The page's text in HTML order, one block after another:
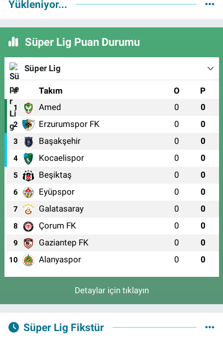
Yükleniyor...
Süper Lig Puan Durumu
Süper Lig
# Takım O P
1 Amed 0 0
2 Erzurumspor FK 0 0
3 Başakşehir 0 0
4 Kocaelispor 0 0
5 Beşiktaş 0 0
6 Eyüpspor 0 0
7 Galatasaray 0 0
8 Çorum FK 0 0
9 Gaziantep FK 0 0
10 Alanyaspor 0 0
Detaylar için tıklayın
Süper Lig Fikstür